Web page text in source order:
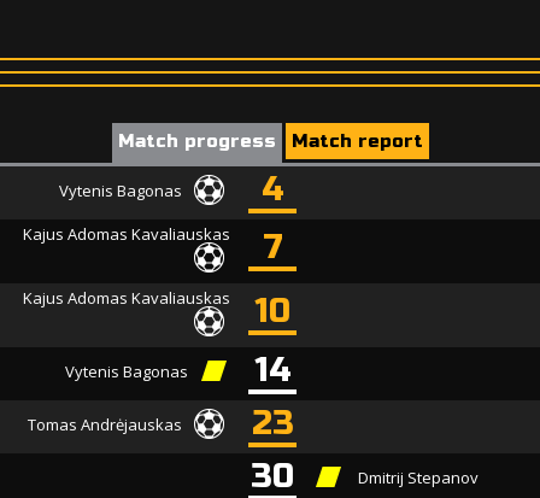
Match progress Match report
Vytenis Bagonas 4
Kajus Adomas Kavaliauskas 7
Kajus Adomas Kavaliauskas 10
Vytenis Bagonas 14
Tomas Andrėjauskas
23
30
Dmitrij Stepanov